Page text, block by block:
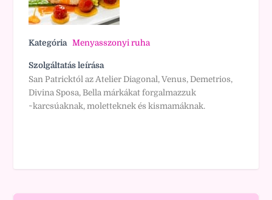
Kategória Menyasszonyi ruha
Szolgáltatás leírása
San Patricktól az Atelier Diagonal, Venus, Demetrios,
Divina Sposa, Bella márkákat forgalmazzuk
~karcsúaknak, moletteknek és kismamáknak.